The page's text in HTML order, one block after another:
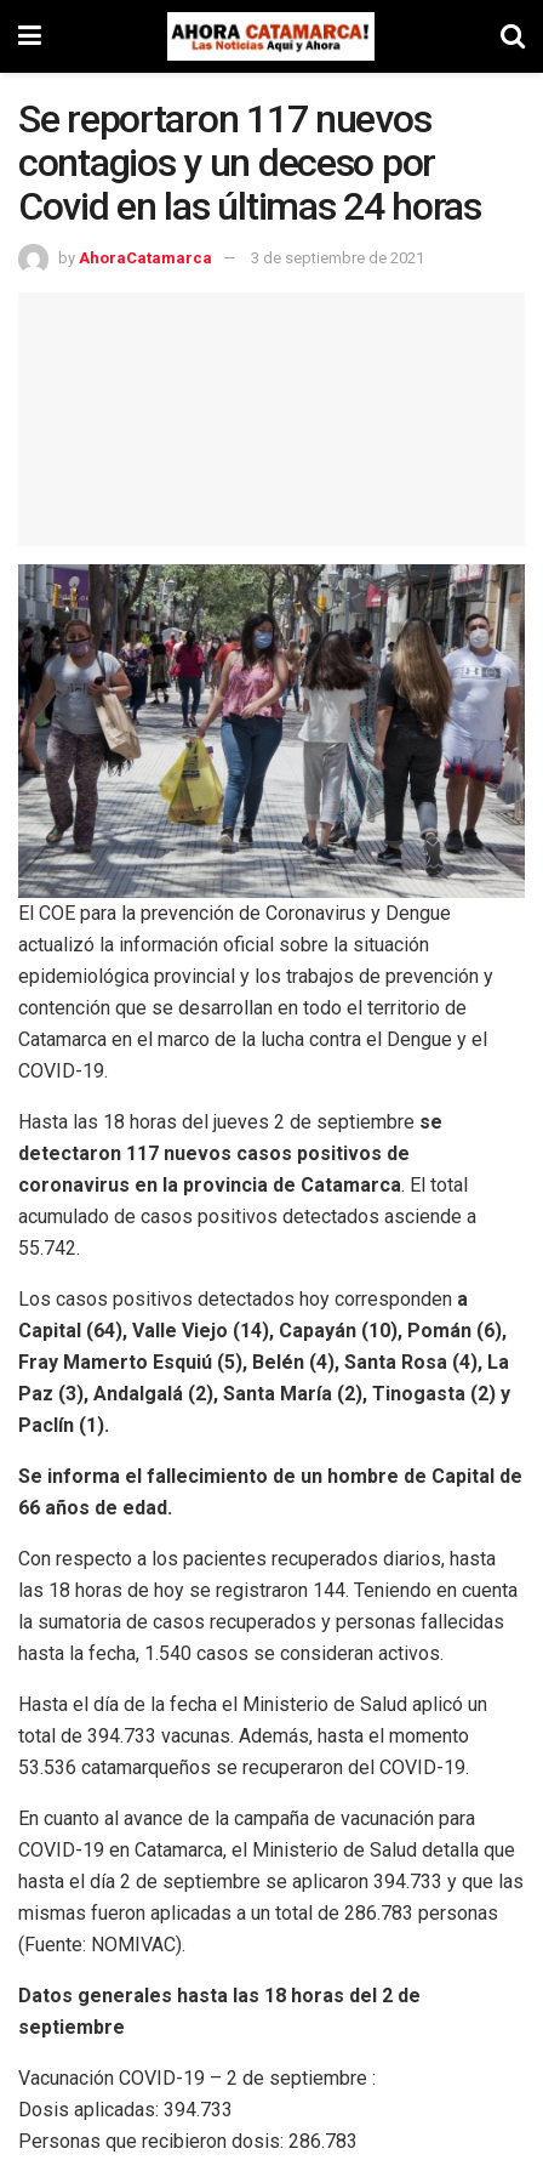
Se reportaron 117 nuevos
contagios y un deceso por
Covid en las últimas 24 horas
by AhoraCatamarca 3 de septiembre de 2021
El COE para la prevención de Coronavirus y Dengue
actualizó la información oficial sobre la situación
epidemiológica provincial y los trabajos de prevención y
contención que se desarrollan en todo el territorio de
Catamarca en el marco de la lucha contra el Dengue y el
COVID-19.
Hasta las 18 horas del jueves 2 de septiembre se
detectaron 117 nuevos casos positivos de
coronavirus en la provincia de Catamarca. El total
acumulado de casos positivos detectados asciende a
55.742.
Los casos positivos detectados hoy corresponden a
Capital (64), Valle Viejo (14), Capayán (10), Pomán (6),
Fray Mamerto Esquiú (5), Belén (4), Santa Rosa (4), La
Paz (3), Andalgalá (2), Santa María (2), Tinogasta (2) y
Paclín (1).
Se informa el fallecimiento de un hombre de Capital de
66 años de edad.
Con respecto a los pacientes recuperados diarios, hasta
las 18 horas de hoy se registraron 144. Teniendo en cuenta
la sumatoria de casos recuperados y personas fallecidas
hasta la fecha, 1.540 casos se consideran activos.
Hasta el día de la fecha el Ministerio de Salud aplicó un
total de 394.733 vacunas. Además, hasta el momento
53.536 catamarqueños se recuperaron del COVID-19.
En cuanto al avance de la campaña de vacunación para
COVID-19 en Catamarca, el Ministerio de Salud detalla que
hasta el día 2 de septiembre se aplicaron 394.733 y que las
mismas fueron aplicadas a un total de 286.783 personas
(Fuente: NOMIVAC).
Datos generales hasta las 18 horas del 2 de
septiembre
Vacunación COVID-19 – 2 de septiembre :
Dosis aplicadas: 394.733
Personas que recibieron dosis: 286.783